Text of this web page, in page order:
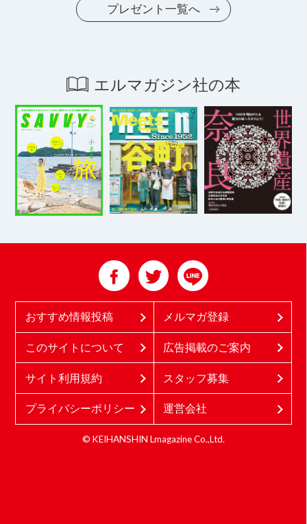
プレゼント一覧へ
エルマガジン社の本
おすすめ情報投稿 メルマガ登録
このサイトについて 広告掲載のご案内
サイト利用規約 スタッフ募集
プライバシーポリシー 運営会社
© KEIHANSHIN Lmagazine Co.,Ltd.